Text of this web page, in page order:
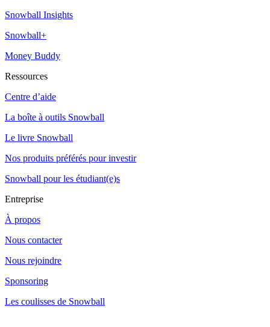
Snowball Insights
Snowball+
Money Buddy
Ressources
Centre d’aide
La boîte à outils Snowball
Le livre Snowball
Nos produits préférés pour investir
Snowball pour les étudiant(e)s
Entreprise
À propos
Nous contacter
Nous rejoindre
Sponsoring
Les coulisses de Snowball